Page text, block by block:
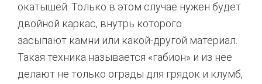
окатышей. Только в этом случае нужен будет
двойной каркас, внутрь которого
засыпают камни или какой-другой материал.
Такая техника называется «габион» и из нее
делают не только ограды для грядок и клумб,